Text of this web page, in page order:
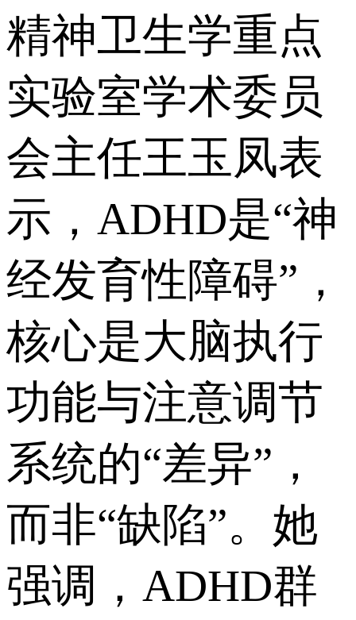
精神卫生学重点
实验室学术委员
会主任王玉凤表
示，ADHD是“神
经发育性障碍”，
核心是大脑执行
功能与注意调节
系统的“差异”，
而非“缺陷”。她
强调，ADHD群